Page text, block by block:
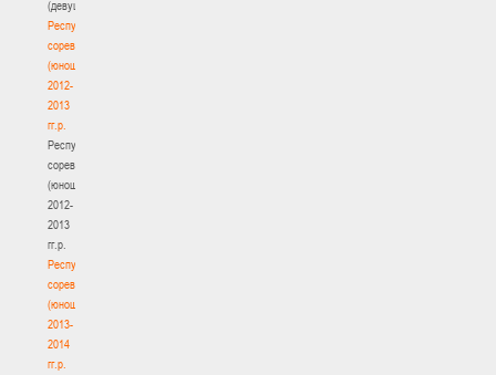
(девушки)
Республиканские
соревнования
(юноши)
2012-
2013
гг.р.
Республиканские
соревнования
(юноши)
2012-
2013
гг.р.
Республиканские
соревнования
(юноши)
2013-
2014
гг.р.